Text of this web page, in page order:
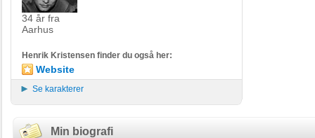
34 år fra
Aarhus
Henrik Kristensen finder du også her:
Website
Se karakterer
Min biografi